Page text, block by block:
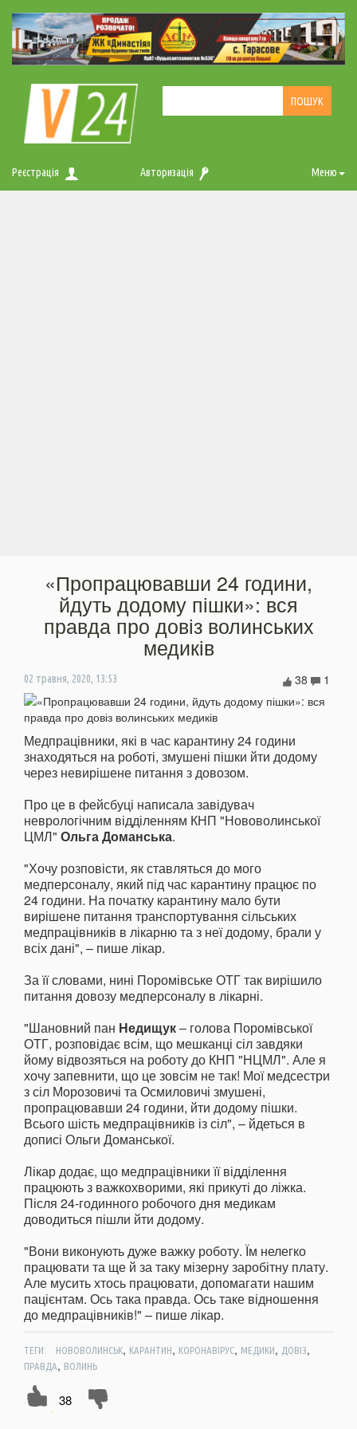
Реєстрація Авторизація Меню
«Пропрацювавши 24 години,
йдуть додому пішки»: вся
правда про довіз волинських
медиків
02 травня, 2020, 13:53 1
38
Медпрацівники, які в час карантину 24 години
знаходяться на роботі, змушені пішки йти додому
через невирішене питання з довозом.
Про це в фейсбуці написала завідувач
неврологічним відділенням КНП "Нововолинської
ЦМЛ" Ольга Доманська.
"Хочу розповісти, як ставляться до мого
медперсоналу, який під час карантину працює по
24 години. На початку карантину мало бути
вирішене питання транспортування сільських
медпрацівників в лікарню та з неї додому, брали у
всіх дані", – пише лікар.
За її словами, нині Поромівське ОТГ так вирішило
питання довозу медперсоналу в лікарні.
"Шановний пан Недищук– голова Поромівської
ОТГ, розповідає всім, що мешканці сіл завдяки
йому відвозяться на роботу до КНП "НЦМЛ". Але я
хочу запевнити, що це зовсім не так! Мої медсестри
з сіл Морозовичі та Осмиловичі змушені,
пропрацювавши 24 години, йти додому пішки.
Всього шість медпрацівників із сіл", – йдеться в
дописі Ольги Доманської.
Лікар додає, що медпрацівники її відділення
працюють з важкохворими, які прикуті до ліжка.
Після 24-годинного робочого дня медикам
доводиться пішли йти додому.
"Вони виконують дуже важку роботу. Їм нелегко
працювати та ще й за таку мізерну заробітну плату.
Але мусить хтось працювати, допомагати нашим
пацієнтам. Ось така правда. Ось таке відношення
до медпрацівників!" – пише лікар.
ТЕГИ: НОВОВОЛИНСЬК, КАРАНТИН, КОРОНАВІРУС, МЕДИКИ, ДОВІЗ,
ПРАВДА, ВОЛИНЬ
38